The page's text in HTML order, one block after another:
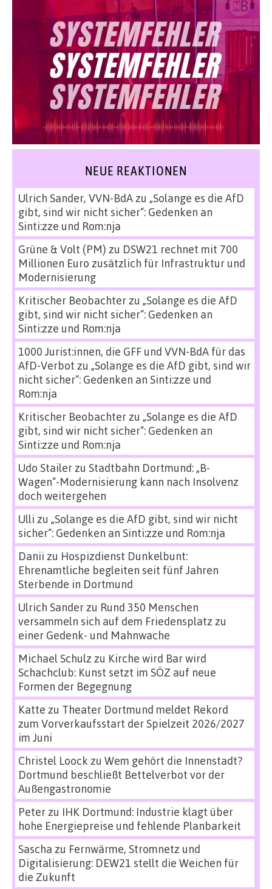
NEUE REAKTIONEN
Ulrich Sander, VVN-BdAzu „Solange es die AfD
gibt, sind wir nicht sicher“: Gedenken an
Sinti:zze und Rom:nja
Grüne & Volt (PM) zu DSW21 rechnet mit 700
Millionen Euro zusätzlich für Infrastruktur und
Modernisierung
Kritischer Beobachterzu „Solange es die AfD
gibt, sind wir nicht sicher“: Gedenken an
Sinti:zze und Rom:nja
1000 Jurist:innen, die GFF und VVN-BdA für das
AfD-Verbot zu „Solange es die AfD gibt, sind wir
nicht sicher“: Gedenken an Sinti:zze und
Rom:nja
Kritischer Beobachterzu „Solange es die AfD
gibt, sind wir nicht sicher“: Gedenken an
Sinti:zze und Rom:nja
Udo Stailerzu Stadtbahn Dortmund: „B-
Wagen“-Modernisierung kann nach Insolvenz
doch weitergehen
Ulli zu „Solange es die AfD gibt, sind wir nicht
sicher“: Gedenken an Sinti:zze und Rom:nja
Danii zu Hospizdienst Dunkelbunt:
Ehrenamtliche begleiten seit fünf Jahren
Sterbende in Dortmund
Ulrich Sanderzu Rund 350 Menschen
versammeln sich auf dem Friedensplatz zu
einer Gedenk- und Mahnwache
Michael Schulz zu Kirche wird Bar wird
Schachclub: Kunst setzt im SÖZ auf neue
Formen der Begegnung
Katte zu Theater Dortmund meldet Rekord
zum Vorverkaufsstart der Spielzeit 2026/2027
im Juni
Christel Loock zu Wem gehört die Innenstadt?
Dortmund beschließt Bettelverbot vor der
Außengastronomie
Peterzu IHK Dortmund: Industrie klagt über
hohe Energiepreise und fehlende Planbarkeit
Sascha zu Fernwärme, Stromnetz und
Digitalisierung: DEW21 stellt die Weichen für
die Zukunft